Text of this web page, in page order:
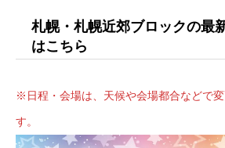
札幌・札幌近郊ブロックの最
はこちら
※日程・会場は、天候や会場都合などで
す。